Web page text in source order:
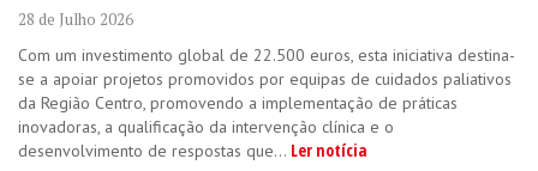
28 de Julho 2026
Com um investimento global de 22.500 euros, esta iniciativa destina-
se a apoiar projetos promovidos por equipas de cuidados paliativos
da Região Centro, promovendo a implementação de práticas
inovadoras, a qualificação da intervenção clínica e o
desenvolvimento de respostas que... Ler notícia